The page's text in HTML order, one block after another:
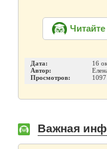
Дата:
16
Автор:
Просмотров:
1097
Важная